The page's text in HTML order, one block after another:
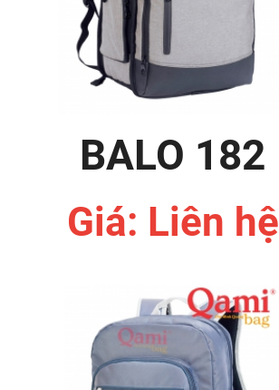
BALO 182
Giá: Liên hệ